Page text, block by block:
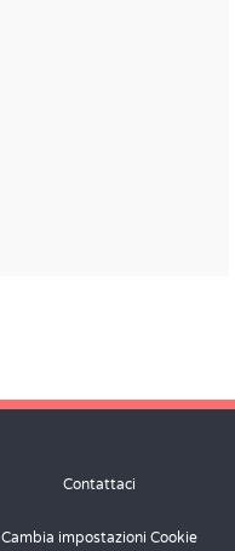
Contattaci
Cambia impostazioni Cookie